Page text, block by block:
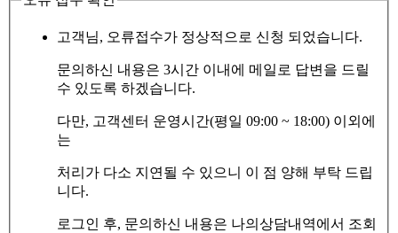
고객님, 오류접수가 정상적으로 신청 되었습니다.
문의하신 내용은 3시간 이내에 메일로 답변을 드릴
수 있도록 하겠습니다.
다만, 고객센터 운영시간(평일 09:00 ~ 18:00) 이외에
는
처리가 다소 지연될 수 있으니 이 점 양해 부탁 드립
니다.
로그인 후, 문의하신 내용은 나의상담내역에서 조회